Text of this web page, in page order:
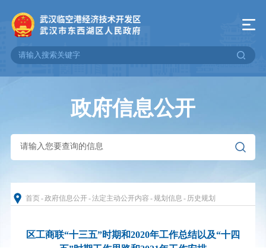
政府信息公开
首页-政府信息公开-法定主动公开内容 -规划信息 - 历史规划
区工商联“十三五”时期和2020年工作总结以及“十四